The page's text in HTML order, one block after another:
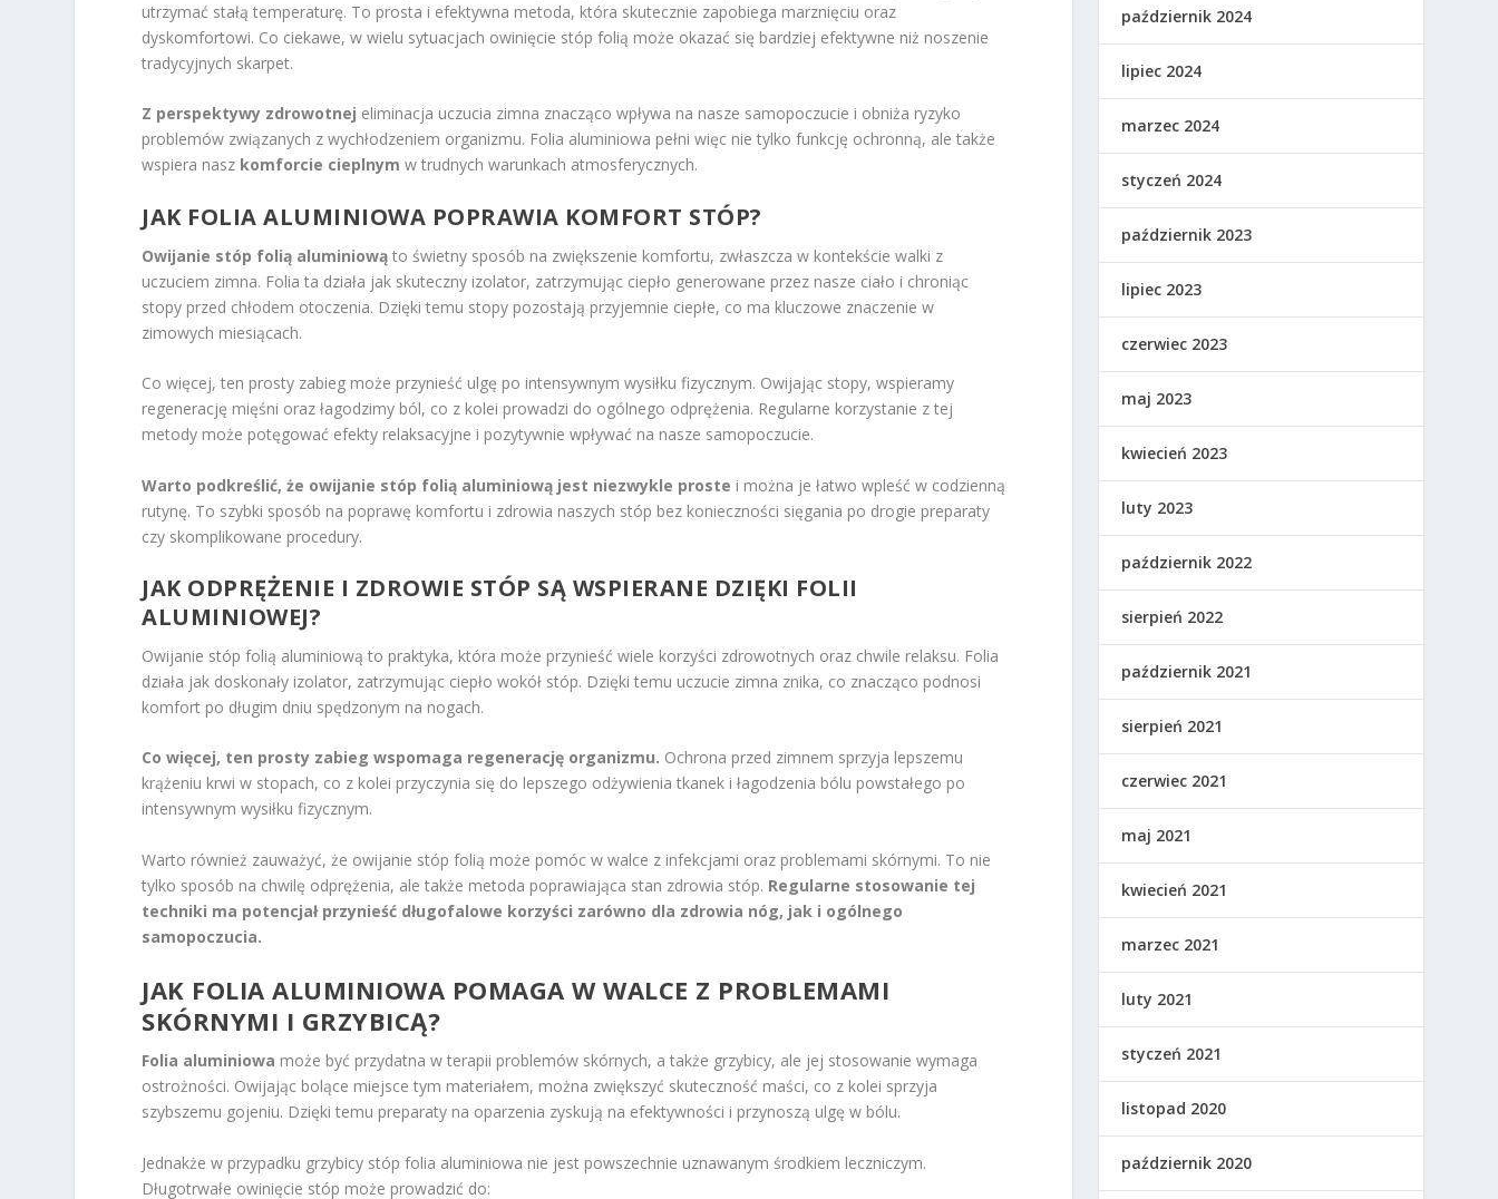
utrzymać stałą temperaturę. To prosta i efektywna metoda, która skutecznie zapobiega marznięciu oraz
dyskomfortowi. Co ciekawe, w wielu sytuacjach owinięcie stóp folią może okazać się bardziej efektywne niż noszenie
tradycyjnych skarpet.
Z perspektywy zdrowotnej eliminacja uczucia zimna znacząco wpływa na nasze samopoczucie i obniża ryzyko
problemów związanych z wychłodzeniem organizmu. Folia aluminiowa pełni więc nie tylko funkcję ochronną, ale także
wspiera nasz komforcie cieplnym w trudnych warunkach atmosferycznych.
JAK FOLIA ALUMINIOWA POPRAWIA KOMFORT STÓP?
Owijanie stóp folią aluminiową to świetny sposób na zwiększenie komfortu, zwłaszcza w kontekście walki z
uczuciem zimna. Folia ta działa jak skuteczny izolator, zatrzymując ciepło generowane przez nasze ciało i chroniąc
stopy przed chłodem otoczenia. Dzięki temu stopy pozostają przyjemnie ciepłe, co ma kluczowe znaczenie w
zimowych miesiącach.
Co więcej, ten prosty zabieg może przynieść ulgę po intensywnym wysiłku fizycznym. Owijając stopy, wspieramy
regenerację mięśni oraz łagodzimy ból, co z kolei prowadzi do ogólnego odprężenia. Regularne korzystanie z tej
metody może potęgować efekty relaksacyjne i pozytywnie wpływać na nasze samopoczucie.
Warto podkreślić, że owijanie stóp folią aluminiową jest niezwykle proste i można je łatwo wpleść w codzienną
rutynę. To szybki sposób na poprawę komfortu i zdrowia naszych stóp bez konieczności sięgania po drogie preparaty
czy skomplikowane procedury.
JAK ODPRĘŻENIE I ZDROWIE STÓP SĄ WSPIERANE DZIĘKI FOLII
ALUMINIOWEJ?
Owijanie stóp folią aluminiową to praktyka, która może przynieść wiele korzyści zdrowotnych oraz chwile relaksu. Folia
działa jak doskonały izolator, zatrzymując ciepło wokół stóp. Dzięki temu uczucie zimna znika, co znacząco podnosi
komfort po długim dniu spędzonym na nogach.
Co więcej, ten prosty zabieg wspomaga regenerację organizmu. Ochrona przed zimnem sprzyja lepszemu
krążeniu krwi w stopach, co z kolei przyczynia się do lepszego odżywienia tkanek i łagodzenia bólu powstałego po
intensywnym wysiłku fizycznym.
Warto również zauważyć, że owijanie stóp folią może pomóc w walce z infekcjami oraz problemami skórnymi. To nie
tylko sposób na chwilę odprężenia, ale także metoda poprawiająca stan zdrowia stóp. Regularne stosowanie tej
techniki ma potencjał przynieść długofalowe korzyści zarówno dla zdrowia nóg, jak i ogólnego
samopoczucia.
JAK FOLIA ALUMINIOWA POMAGA W WALCE Z PROBLEMAMI
SKÓRNYMI I GRZYBICĄ?
Folia aluminiowa może być przydatna w terapii problemów skórnych, a także grzybicy, ale jej stosowanie wymaga
ostrożności. Owijając bolące miejsce tym materiałem, można zwiększyć skuteczność maści, co z kolei sprzyja
szybszemu gojeniu. Dzięki temu preparaty na oparzenia zyskują na efektywności i przynoszą ulgę w bólu.
Jednakże w przypadku grzybicy stóp folia aluminiowa nie jest powszechnie uznawanym środkiem leczniczym.
Długotrwałe owinięcie stóp może prowadzić do:
październik 2024
lipiec 2024
marzec 2024
styczeń 2024
październik 2023
lipiec 2023
czerwiec 2023
maj 2023
kwiecień 2023
luty 2023
październik 2022
sierpień 2022
październik 2021
sierpień 2021
czerwiec 2021
maj 2021
kwiecień 2021
marzec 2021
luty 2021
styczeń 2021
listopad 2020
październik 2020